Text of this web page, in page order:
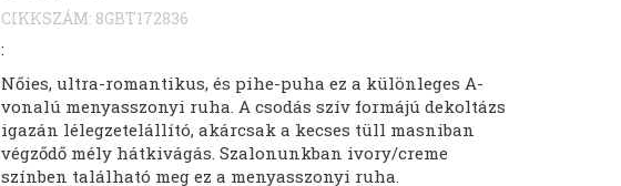
CIKKSZÁM: 8GBT172836
:
Nőies, ultra-romantikus, és pihe-puha ez a különleges A-
vonalú menyasszonyi ruha. A csodás szív formájú dekoltázs
igazán lélegzetelállító, akárcsak a kecses tüll masniban
végződő mély hátkivágás. Szalonunkban ivory/creme
színben található meg ez a menyasszonyi ruha.